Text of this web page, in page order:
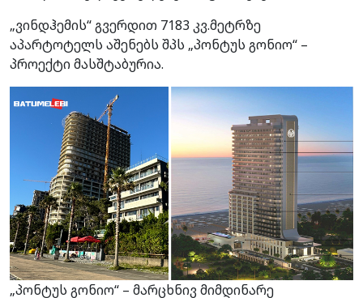
„ვინდჰემის“ გვერდით 7183 კვ.მეტრზე
აპარტოტელს აშენებს შპს „პონტუს გონიო“ –
პროექტი მასშტაბურია.
„პონტუს გონიო“ – მარცხნივ მიმდინარე